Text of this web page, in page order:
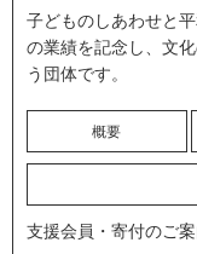
子どものしあわせと
の業績を記念し、文
う団体です。
概要
支援会員・寄付のご